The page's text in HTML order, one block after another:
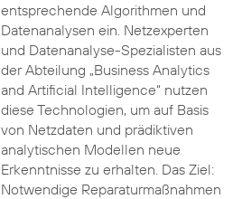
entsprechende Algorithmen und
Datenanalysen ein. Netzexperten
und Datenanalyse-Spezialisten aus
der Abteilung „Business Analytics
and Artificial Intelligence“ nutzen
diese Technologien, um auf Basis
von Netzdaten und prädiktiven
analytischen Modellen neue
Erkenntnisse zu erhalten. Das Ziel:
Notwendige Reparaturmaßnahmen